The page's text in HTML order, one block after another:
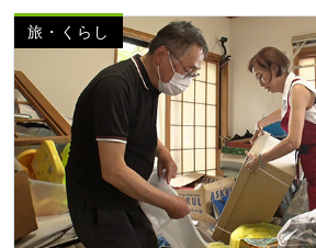
旅・くらし